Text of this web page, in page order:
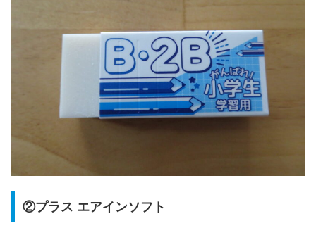
②プラス エアインソフト